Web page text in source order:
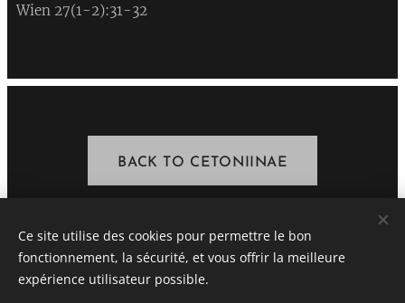
Wien 27(1-2):31-32
BACK TO CETONIINAE
STEPHANE VASSEL
Ce site utilise des cookies pour permettre le bon
fonctionnement, la sécurité, et vous offrir la meilleure
expérience utilisateur possible.